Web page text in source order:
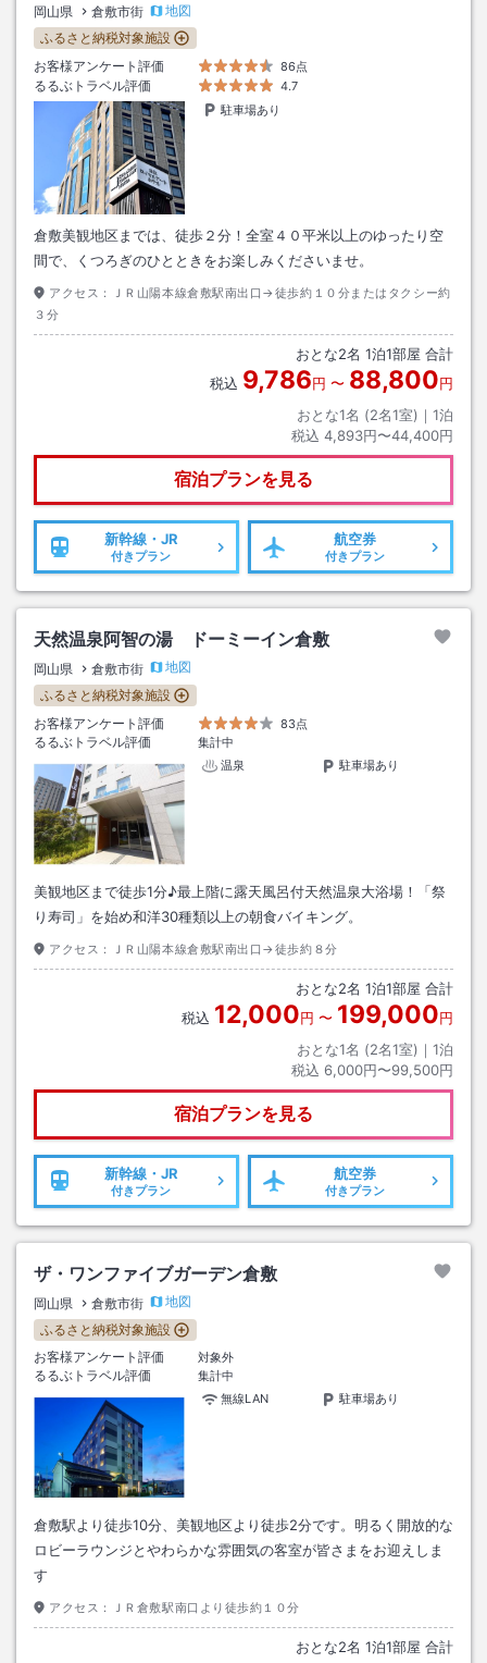
岡山県 倉敷市街
地図
ふるさと納税対象施設
お客様アンケート評価
86点
るるぶトラベル評価
4.7
駐車場あり
倉敷美観地区までは、徒歩２分！全室４０平米以上のゆったり空
間で、くつろぎのひとときをお楽しみくださいませ。
アクセス：
ＪＲ山陽本線倉敷駅南出口→徒歩約１０分またはタクシー約
３分
おとな2名 1泊1部屋 合計
税込 9,786円 〜 88,800円
おとな1名 (2名1室)｜ 1泊
税込 4,893円〜44,400円
宿泊プランを見る
新幹線・JR
付きプラン
航空券
付きプラン
天然温泉阿智の湯 ドーミーイン倉敷
岡山県 倉敷市街
地図
ふるさと納税対象施設
お客様アンケート評価
83点
るるぶトラベル評価
集計中
温泉
駐車場あり
美観地区まで徒歩1分♪最上階に露天風呂付天然温泉大浴場！「祭
り寿司」を始め和洋30種類以上の朝食バイキング。
アクセス： ＪＲ山陽本線倉敷駅南出口→徒歩約８分
おとな2名 1泊1部屋 合計
税込 12,000円 〜 199,000円
おとな1名 (2名1室)｜ 1泊
税込 6,000円〜99,500円
宿泊プランを見る
新幹線・JR
付きプラン
航空券
付きプラン
ザ・ワンファイブガーデン倉敷
岡山県 倉敷市街
地図
ふるさと納税対象施設
お客様アンケート評価
対象外
るるぶトラベル評価
集計中
無線LAN
駐車場あり
倉敷駅より徒歩10分、美観地区より徒歩2分です。明るく開放的な
ロビーラウンジとやわらかな雰囲気の客室が皆さまをお迎えしま
す
アクセス： ＪＲ倉敷駅南口より徒歩約１０分
おとな2名 1泊1部屋 合計